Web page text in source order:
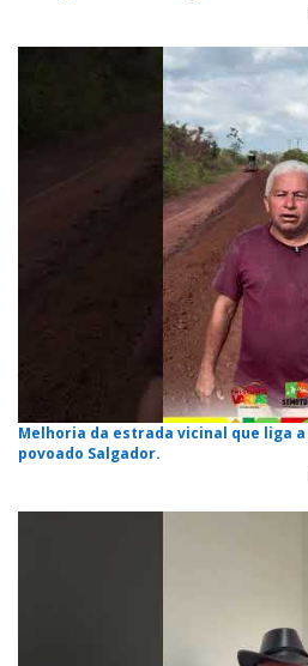
Melhoria da estrada vicinal que liga
povoado Salgador.